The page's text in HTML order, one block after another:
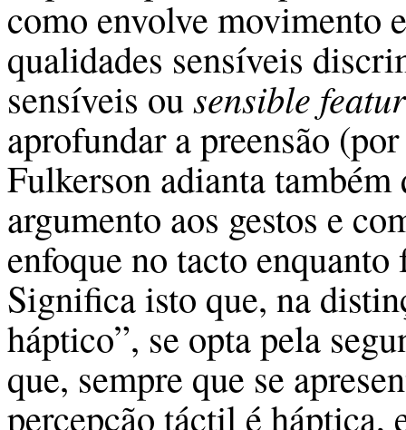
como envolve movimento
qualidades sensíveis
sensíveis ou sensible
aprofundar a preensão
Fulkerson adianta também
argumento aos gestos e
enfoque no tacto
Significa isto que, na
háptico”, se opta pela
que, sempre que se
percepção táctil é háptica,